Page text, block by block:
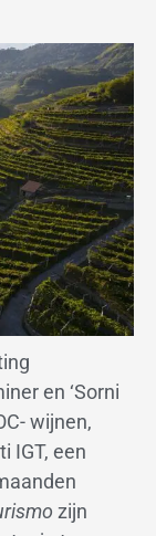
en ‘Sorni
wijnen,
IGT, een
zijn